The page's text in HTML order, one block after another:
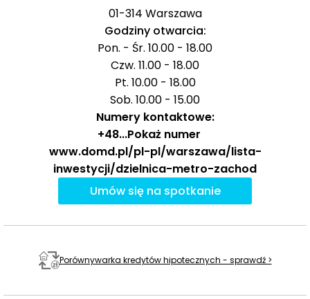
01-314 Warszawa
Godziny otwarcia:
Pon. - Śr. 10.00 - 18.00
Czw. 11.00 - 18.00
Pt. 10.00 - 18.00
Sob. 10.00 - 15.00
Numery kontaktowe:
+48...Pokaż numer
www.domd.pl/pl-pl/warszawa/lista-
inwestycji/dzielnica-metro-zachod
Umów się na spotkanie
Porównywarka kredytów hipotecznych - sprawdź >